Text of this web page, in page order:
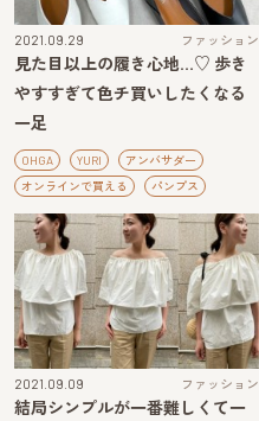
2021.09.29 ファッション
見た目以上の履き心地…♡ 歩き
やすすぎて色チ買いしたくなる
一足
OHGA YURI
アンバサダー
オンラインで買える
パンプス
2021.09.09 ファッション
結局シンプルが一番難しくて一